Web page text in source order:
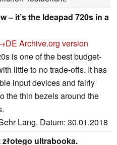
– it’s the Ideapad 720s in a
Archive.org version
is one of the best budget-
little to no trade-offs. It has
input devices and fairly
the thin bezels around the
Lang, Datum: 30.01.2018
ultrabooka.